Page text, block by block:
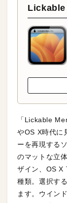
「Lickable
やOS X時代に
ーを再現する
のマットな立
ザイン、OS X
種類。選択す
ます。ウイン